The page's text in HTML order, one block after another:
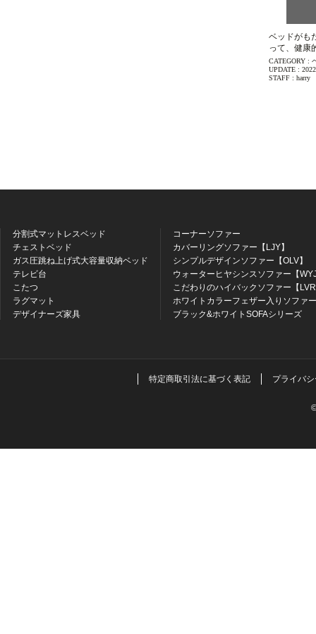
ベッドがも
って、健康
CATEGORY :
UPDATE :
STAFF : harry
分割式マットレスベッド
チェストベッド
ガス圧跳ね上げ式大容量収納ベッド
テレビ台
こたつ
ラグマット
デザイナーズ家具
コーナーソファー
カバーリングソファー【LJY】
シンプルデザインソファー【OLV】
ウォーターヒヤシンスソファー【
こだわりのハイバックソファー【
ホワイトカラーフェザー入りソファ
ブラック&ホワイトSOFAシリーズ
特定商取引法に基づく表記 プライバ